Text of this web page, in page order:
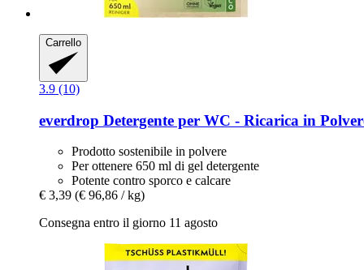
Carrello
3.9 (10)
everdrop Detergente per WC -​ Ricarica in
Prodotto sostenibile in polvere
Per ottenere 650 ml di gel detergente
Potente contro sporco e calcare
€ 3,39 (€ 96,86 / kg)
Consegna entro il giorno 11 agosto